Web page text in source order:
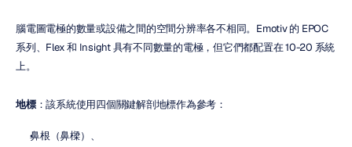
腦電圖電極的數量或設備之間的空間分辨率各不相同。Emotiv 的 EPOC
系列、Flex 和 Insight 具有不同數量的電極，但它們都配置在 10-20 系統
上。
地標：該系統使用四個關鍵解剖地標作為參考：
鼻根（鼻樑）、